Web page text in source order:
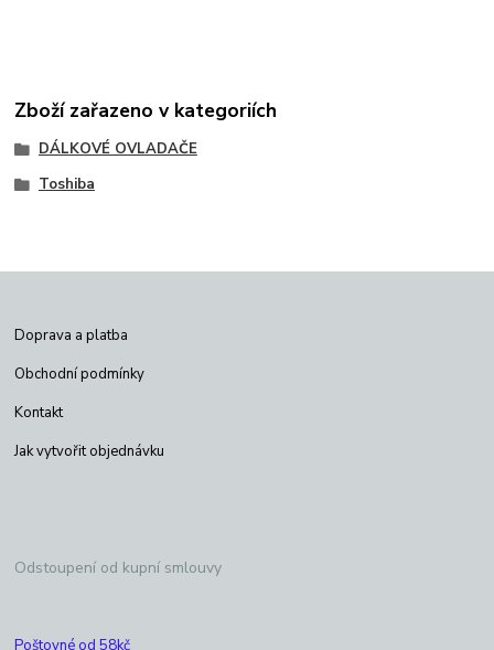
Zboží zařazeno v kategoriích
DÁLKOVÉ OVLADAČE
Toshiba
Doprava a platba
Obchodní podmínky
Kontakt
Jak vytvořit objednávku
Odstoupení od kupní smlouvy
Poštovné od 58kč